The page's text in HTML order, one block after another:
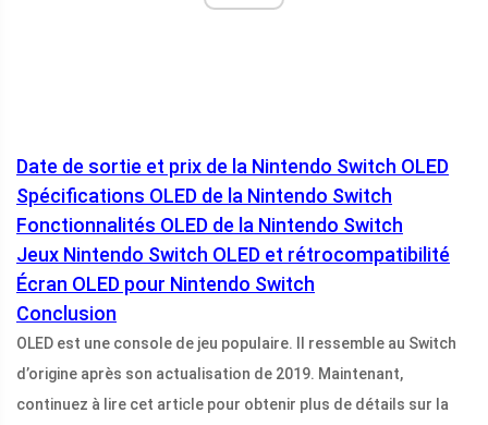
Date de sortie et prix de la Nintendo Switch OLED
Spécifications OLED de la Nintendo Switch
Fonctionnalités OLED de la Nintendo Switch
Jeux Nintendo Switch OLED et rétrocompatibilité
Écran OLED pour Nintendo Switch
Conclusion
OLED est une console de jeu populaire. Il ressemble au Switch
d’origine après son actualisation de 2019. Maintenant,
continuez à lire cet article pour obtenir plus de détails sur la